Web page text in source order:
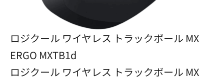
ロジクール ワイヤレス トラックボール MX
ERGO MXTB1d
ロジクール ワイヤレス トラックボール MX